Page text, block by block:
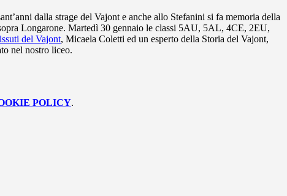
dalla strage del Vajont e anche allo Stefanini si fa memoria della
Longarone. Martedì 30 gennaio le classi 5AU, 5AL, 4CE, 2EU,
del Vajont, Micaela Coletti ed un esperto della Storia del Vajont,
nel nostro liceo.
POLICY.